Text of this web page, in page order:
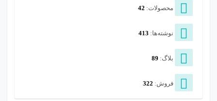
محصولات: 42
نوشته‌ها: 413
بلاگ: 89
فروش: 322